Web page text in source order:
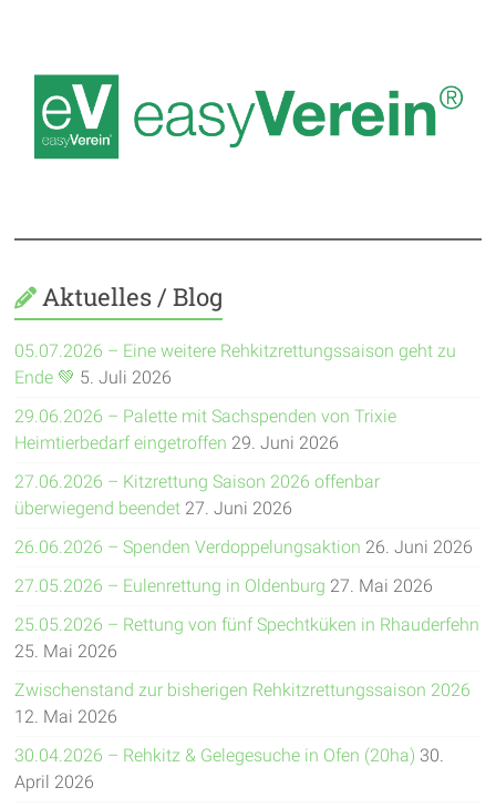
Aktuelles / Blog
05.07.2026 – Eine weitere Rehkitzrettungssaison geht zu
Ende 💚 5. Juli 2026
29.06.2026 – Palette mit Sachspenden von Trixie
Heimtierbedarf eingetroffen 29. Juni 2026
27.06.2026 – Kitzrettung Saison 2026 offenbar
überwiegend beendet 27. Juni 2026
26.06.2026 – Spenden Verdoppelungsaktion 26. Juni 2026
27.05.2026 – Eulenrettung in Oldenburg 27. Mai 2026
25.05.2026 – Rettung von fünf Spechtküken in Rhauderfehn
25. Mai 2026
Zwischenstand zur bisherigen Rehkitzrettungssaison 2026
12. Mai 2026
30.04.2026 – Rehkitz & Gelegesuche in Ofen (20ha) 30.
April 2026